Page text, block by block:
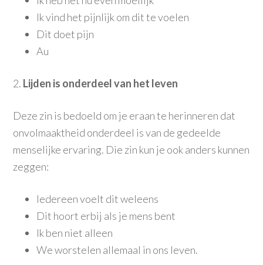
Ik vind het pijnlijk om dit te voelen
Dit doet pijn
Au
2. Lijden is onderdeel van het leven
Deze zin is bedoeld om je eraan te herinneren dat
onvolmaaktheid onderdeel is van de gedeelde
menselijke ervaring. Die zin kun je ook anders kunnen
zeggen:
Iedereen voelt dit weleens
Dit hoort erbij als je mens bent
Ik ben niet alleen
We worstelen allemaal in ons leven.